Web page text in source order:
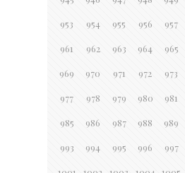
953 954 955 956 957
961 962 963 964 965
969 970 971 972 973
977 978 979 980 981
985 986 987 988 989
993 994 995 996 997